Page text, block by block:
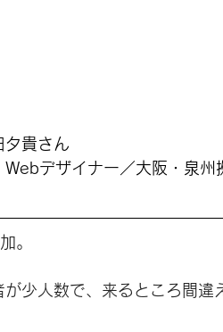
夕貴さん
Webデザイナー／大阪・泉州
。
が少人数で、来るところ間